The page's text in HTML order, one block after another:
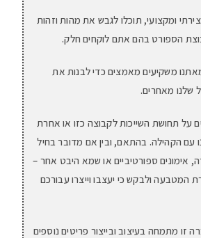
ומקצועי, תוכלו לגבש את מהות וזהות
הספורט בהם אתם לוקחים חלק.
משקיעים מאמצים כדי לבנות את
שלנו מאחרים.
על תחושת השייכות לקבוצה כזו או אחרת
עם הקהילה. בהתאם, ובין אם מדובר בחיל
אימונים ספורטיביים או שמא היבט אחר –
המטבעה ולבקש כי יעצבו וייצרו עבורכם
זו מתמחה בעיצוב ובייצור פריטים נוספים